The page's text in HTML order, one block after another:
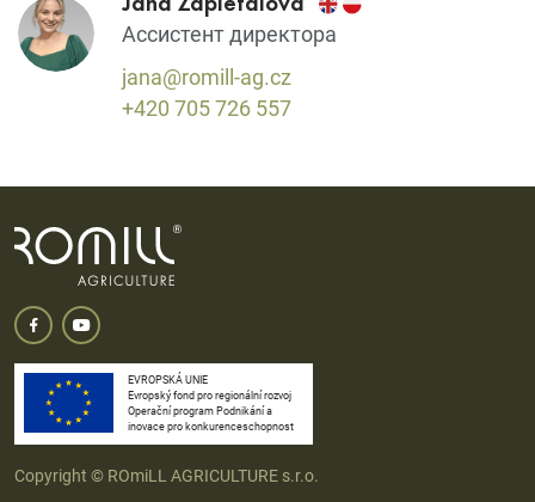
Jana Zapletalová
Aссистент директора
jana@romill-ag.cz
+420 705 726 557
EVROPSKÁ UNIE
Evropský fond pro regionální rozvoj
Operační program Podnikání a
inovace pro konkurenceschopnost
Copyright © ROmiLL AGRICULTURE s.r.o.